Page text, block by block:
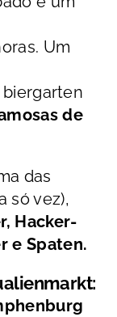
Um
de
das
só vez),
Hacker-
e Spaten.